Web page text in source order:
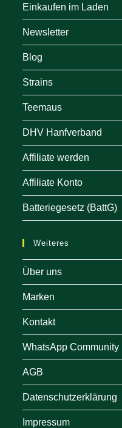
Einkaufen im Laden
Newsletter
Blog
Strains
Teemaus
DHV Hanfverband
Affiliate werden
Affiliate Konto
Batteriegesetz (BattG)
Weiteres
Über uns
Marken
Kontakt
WhatsApp Community
AGB
Datenschutzerklärung
Impressum